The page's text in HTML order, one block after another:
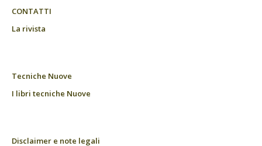
CONTATTI
La rivista
Tecniche Nuove
I libri tecniche Nuove
Disclaimer e note legali